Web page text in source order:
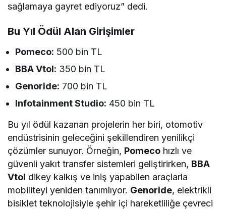
sağlamaya gayret ediyoruz” dedi.
Bu Yıl Ödül Alan Girişimler
Pomeco: 500 bin TL
BBA Vtol: 350 bin TL
Genoride: 700 bin TL
Infotainment Studio: 450 bin TL
Bu yıl ödül kazanan projelerin her biri, otomotiv
endüstrisinin geleceğini şekillendiren yenilikçi
çözümler sunuyor. Örneğin, Pomeco hızlı ve
güvenli yakıt transfer sistemleri geliştirirken, BBA
Vtol dikey kalkış ve iniş yapabilen araçlarla
mobiliteyi yeniden tanımlıyor. Genoride, elektrikli
bisiklet teknolojisiyle şehir içi hareketliliğe çevreci